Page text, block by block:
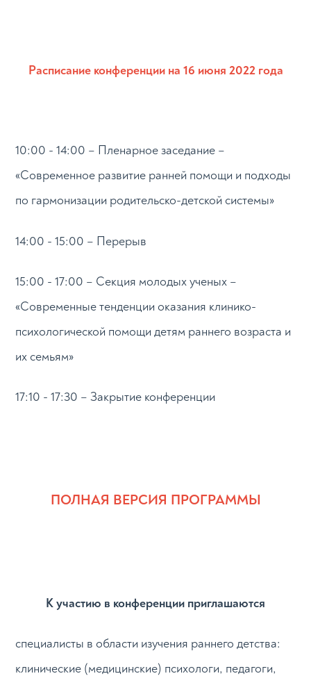
Расписание конференции на 16 июня 2022 года
10:00 - 14:00 – Пленарное заседание –
«Современное развитие ранней помощи и подходы
по гармонизации родительско-детской системы»
14:00 - 15:00 – Перерыв
15:00 - 17:00 – Секция молодых ученых –
«Современные тенденции оказания клинико-
психологической помощи детям раннего возраста и
их семьям»
17:10 - 17:30 – Закрытие конференции
ПОЛНАЯ ВЕРСИЯ ПРОГРАММЫ
К участию в конференции приглашаются
специалисты в области изучения раннего детства:
клинические (медицинские) психологи, педагоги,